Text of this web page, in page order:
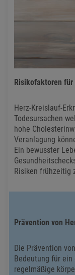
Risikofaktoren
Herz-Kreislauf-
Todesursachen
hohe
Veranlagung
Ein bewusster
Risiken frühzeitig
Prävention von
Die Prävention
Bedeutung für ein
regelmäßige